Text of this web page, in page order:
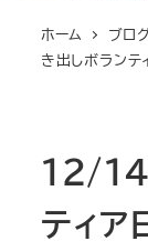
ホーム ブロ
き出しボランテ
12/
ティア